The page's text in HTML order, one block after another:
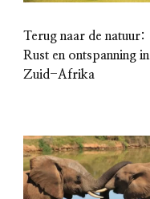
Terug naar de natuur:
Rust en ontspanning in
Zuid-Afrika